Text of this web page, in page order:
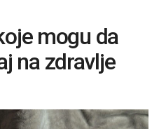
mogu da
na zdravlje